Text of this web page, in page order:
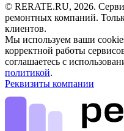
© RERATE.RU, 2026.
ремонтных компаний.
клиентов.
Мы используем ваши
корректной работы
соглашаетесь с
политикой.
Реквизиты компании